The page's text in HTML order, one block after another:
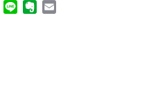
TwitterLine Evernote